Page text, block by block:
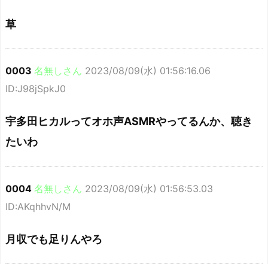
草
0003 名無しさん 2023/08/09(水) 01:56:16.06
ID:J98jSpkJ0
宇多田ヒカルってオホ声ASMRやってるんか、聴き
たいわ
0004 名無しさん 2023/08/09(水) 01:56:53.03
ID:AKqhhvN/M
月収でも足りんやろ